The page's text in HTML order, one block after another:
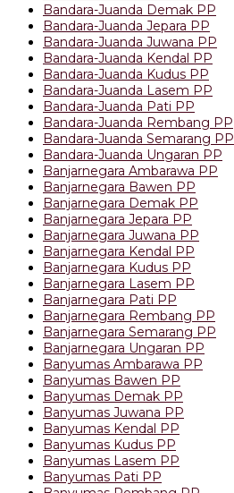
Bandara-Juanda Demak PP
Bandara-Juanda Jepara PP
Bandara-Juanda Juwana PP
Bandara-Juanda Kendal PP
Bandara-Juanda Kudus PP
Bandara-Juanda Lasem PP
Bandara-Juanda Pati PP
Bandara-Juanda Rembang PP
Bandara-Juanda Semarang PP
Bandara-Juanda Ungaran PP
Banjarnegara Ambarawa PP
Banjarnegara Bawen PP
Banjarnegara Demak PP
Banjarnegara Jepara PP
Banjarnegara Juwana PP
Banjarnegara Kendal PP
Banjarnegara Kudus PP
Banjarnegara Lasem PP
Banjarnegara Pati PP
Banjarnegara Rembang PP
Banjarnegara Semarang PP
Banjarnegara Ungaran PP
Banyumas Ambarawa PP
Banyumas Bawen PP
Banyumas Demak PP
Banyumas Juwana PP
Banyumas Kendal PP
Banyumas Kudus PP
Banyumas Lasem PP
Banyumas Pati PP